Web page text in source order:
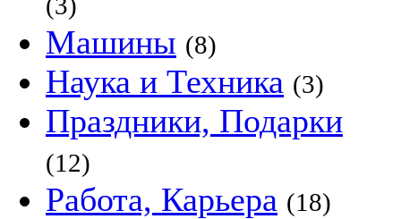
Машины (8)
Наука и Техника (3)
Праздники, Подарки
(12)
Работа, Карьера (18)